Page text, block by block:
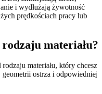
i wydłużają żywotność
prędkościach pracy lub
rodzaju materiału?
materiału, który chcesz
ostrza i odpowiedniej